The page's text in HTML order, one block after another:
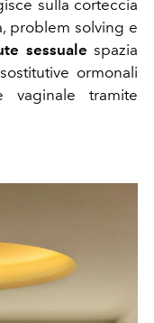
sulla corteccia
problem solving e
sessualespazia
ormonali
vaginale tramite